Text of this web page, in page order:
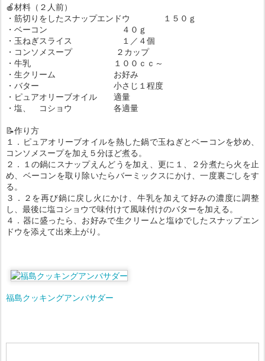
🍎材料（２人前）
・筋切りをしたスナップエンドウ １５０ｇ
・ベーコン ４０ｇ
・玉ねぎスライス １／４個
・コンソメスープ ２カップ
・牛乳 １００ｃｃ～
・生クリーム お好み
・バター 小さじ１程度
・ピュアオリーブオイル 適量
・塩、 コショウ 各適量
📝作り方
１．ピュアオリーブオイルを熱した鍋で玉ねぎとベーコンを炒め、
コンソメスープを加え５分ほど煮る。
２．１の鍋にスナップえんどうを加え、更に１、２分煮たら火を止
め、ベーコンを取り除いたらバーミックスにかけ、一度裏ごしをす
る。
３．２を再び鍋に戻し火にかけ、牛乳を加えて好みの濃度に調整
し、最後に塩コショウで味付けて風味付けのバターを加える。
４．器に盛ったら、お好みで生クリームと塩ゆでしたスナップエン
ドウを添えて出来上がり。
福島クッキングアンバサダー